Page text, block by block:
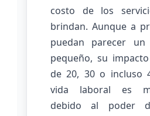
costo de los
brindan. Aunque a
puedan parecer un
pequeño, su
de 20, 30 o incluso
vida laboral es
debido al poder